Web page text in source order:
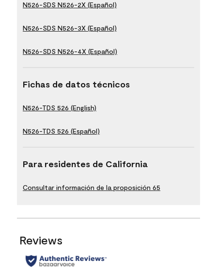
N526-SDS N526-2X (Español)
N526-SDS N526-3X (Español)
N526-SDS N526-4X (Español)
Fichas de datos técnicos
N526-TDS 526 (English)
N526-TDS 526 (Español)
Para residentes de California
Consultar información de la proposición 65
Reviews